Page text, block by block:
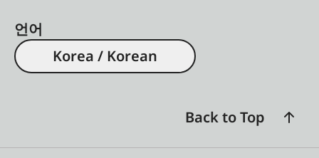
언어
Korea / Korean
Back to Top